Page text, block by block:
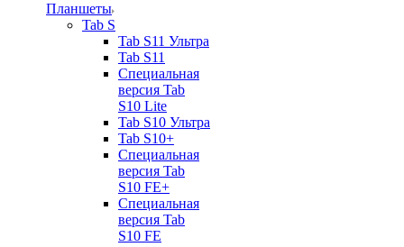
Планшеты
Tab S
Tab S11 Ультра
Tab S11
Специальная
версия Tab
S10 Lite
Tab S10 Ультра
Tab S10+
Специальная
версия Tab
S10 FE+
Специальная
версия Tab
S10 FE